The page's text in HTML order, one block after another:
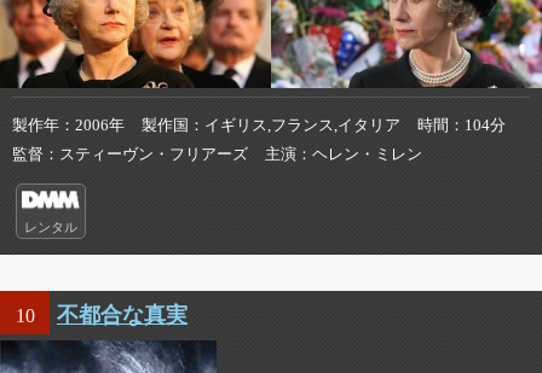
製作年 2006年 製作国 イギリス,フランス,イタリア 時間
104分
監督
スティーヴン・フリアーズ 主演 ヘレン・ミレン
レンタル
10 不都合な真実